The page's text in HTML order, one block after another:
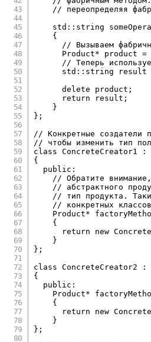
// переопределяя
    std
:: string
{
// Вызываем
      Product
* product =
// Теперь
      std
:: string
delete product ;
return result ;
}
} ;
// Конкретные создатели
// чтобы изменить тип
class
ConcreteCreator1 :
{
public :
// Обратите
// абстрактного
// тип продукта.
// конкретных
    Product
*
{
return
new
}
} ;
class
ConcreteCreator2 :
{
public :
    Product
*
{
return
new
}
} ;